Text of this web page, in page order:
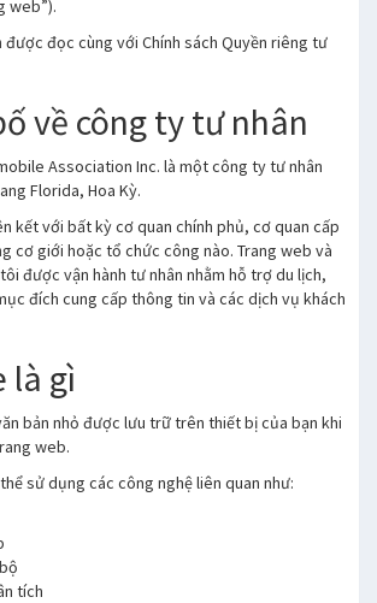
web”).
được đọc cùng với Chính sách Quyền riêng tư
về công ty tư nhân
Association Inc. là một công ty tư nhân
Florida, Hoa Kỳ.
kết với bất kỳ cơ quan chính phủ, cơ quan cấp
cơ giới hoặc tổ chức công nào. Trang web và
được vận hành tư nhân nhằm hỗ trợ du lịch,
đích cung cấp thông tin và các dịch vụ khách
là gì
bản nhỏ được lưu trữ trên thiết bị của bạn khi
web.
sử dụng các công nghệ liên quan như:
tích